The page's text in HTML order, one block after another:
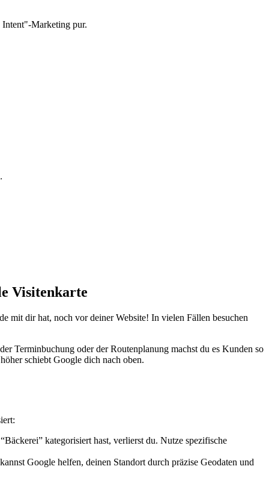
Intent"-Marketing pur.
Visitenkarte
mit dir hat, noch vor deiner Website! In vielen Fällen besuchen
Terminbuchung oder der Routenplanung machst du es Kunden so
schiebt Google dich nach oben.
kategorisiert hast, verlierst du. Nutze spezifische
Google helfen, deinen Standort durch präzise Geodaten und